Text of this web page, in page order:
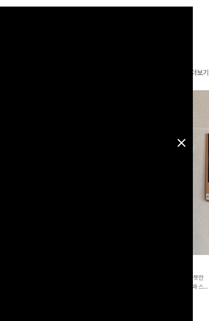
은 베이직한 디자인!
게 즐기기 좋아요 ✨
더보기
[1만장돌파**1위템🏆]가볍게 걸쳐도 살아나는 산뜻한
컬러감, 여름에 딱 맞는 코튼 셔츠❤️ 여유 있는 핏과 스트